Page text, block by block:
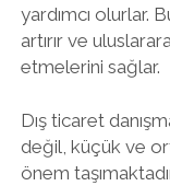
yardımcı olurlar.
artırır ve
etmelerini sağlar.
Dış ticaret
değil, küçük ve
önem